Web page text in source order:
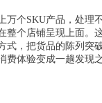
万个SKU产品，处理
整个店铺呈现上面。
式，把货品的陈列突
费体验变成一趟发现之